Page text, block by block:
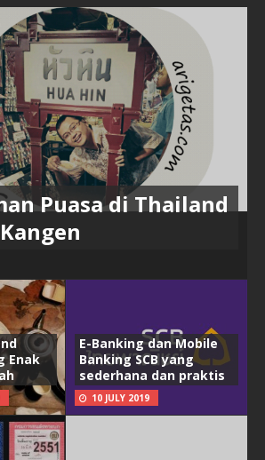
Puasa di Thailand
Enak
E-Banking dan Mobile
Banking SCB yang
sederhana dan praktis
10 JULY 2019